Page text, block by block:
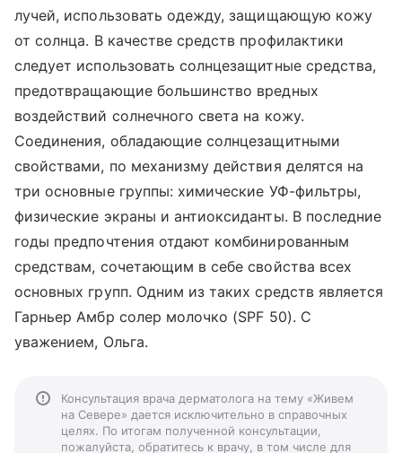
лучей, использовать одежду, защищающую кожу
от солнца. В качестве средств профилактики
следует использовать солнцезащитные средства,
предотвращающие большинство вредных
воздействий солнечного света на кожу.
Соединения, обладающие солнцезащитными
свойствами, по механизму действия делятся на
три основные группы: химические УФ-фильтры,
физические экраны и антиоксиданты. В последние
годы предпочтения отдают комбинированным
средствам, сочетающим в себе свойства всех
основных групп. Одним из таких средств является
Гарньер Амбр солер молочко (SPF 50). С
уважением, Ольга.
Консультация врача дерматолога на тему «Живем
на Севере» дается исключительно в справочных
целях. По итогам полученной консультации,
пожалуйста, обратитесь к врачу, в том числе для